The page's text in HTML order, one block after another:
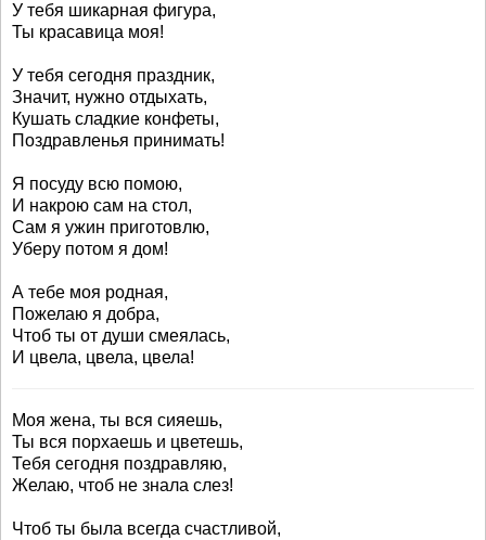
У тебя шикарная фигура,
Ты красавица моя!
У тебя сегодня праздник,
Значит, нужно отдыхать,
Кушать сладкие конфеты,
Поздравленья принимать!
Я посуду всю помою,
И накрою сам на стол,
Сам я ужин приготовлю,
Уберу потом я дом!
А тебе моя родная,
Пожелаю я добра,
Чтоб ты от души смеялась,
И цвела, цвела, цвела!
Моя жена, ты вся сияешь,
Ты вся порхаешь и цветешь,
Тебя сегодня поздравляю,
Желаю, чтоб не знала слез!
Чтоб ты была всегда счастливой,